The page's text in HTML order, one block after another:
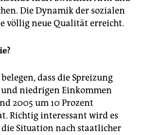
Die Dynamik der sozialen
völlig neue Qualität erreicht.
dass die Spreizung
niedrigen Einkommen
2005 um 10 Prozent
Richtig interessant wird es
Situation nach staatlicher